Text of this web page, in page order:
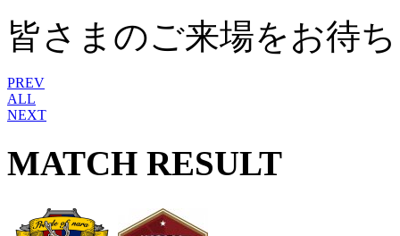
皆さまのご来場をお待
PREV
ALL
NEXT
MATCH RESULT